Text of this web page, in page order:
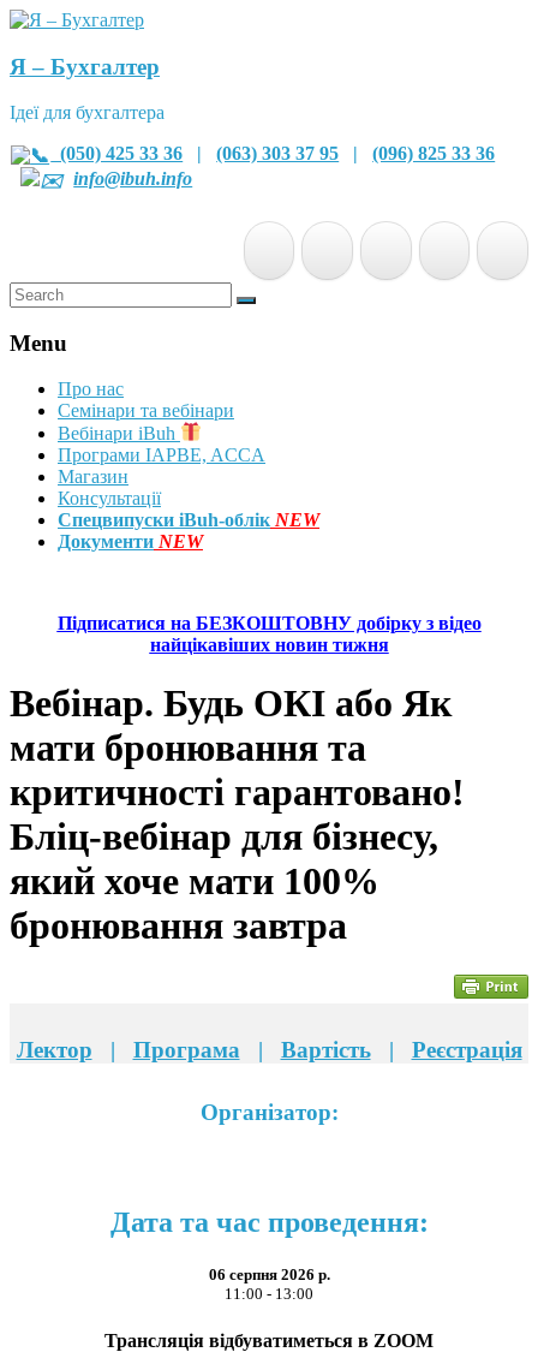
Я – Бухгалтер
Ідеї для бухгалтера
(050) 425 33 36 |(063) 303 37 95 |(096) 825 33 36
info@ibuh.info
Menu
Про нас
Семінари та вебінари
Вебінари iBuh
Програми IAPBE, ACCA
Магазин
Консультації
Спецвипуски iBuh-облік NEW
Документи NEW
Підписатися на БЕЗКОШТОВНУ добірку з відео
найцікавіших новин тижня
Вебінар. Будь ОКІ або Як
мати бронювання та
критичності гарантовано!
Бліц-вебінар для бізнесу,
який хоче мати 100%
бронювання завтра
Лектор | Програма| Вартість | Реєстрація
Організатор:
Дата та час проведення:
06 серпня 2026 р.
11:00 - 13:00
Трансляція відбуватиметься в ZOOM